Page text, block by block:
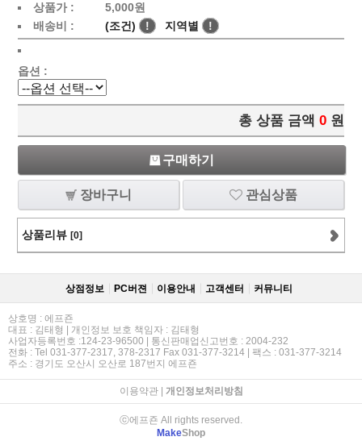
상품가 : 5,000원
배송비 :
(조건) ! 지역별 !
옵션 :
총 상품 금액 0 원
구매하기
장바구니 관심상품
상품리뷰 [0]
상점정보 PC버젼 이용안내 고객센터 커뮤니티
상호명 : 에프죤
대표 : 김태형 | 개인정보 보호 책임자 : 김태형
사업자등록번호 :124-23-96500 | 통신판매업신고번호 : 2004-232
전화 : Tel 031-377-2317, 378-2317 Fax 031-377-3214 | 팩스 : 031-377-3214
주소 : 경기도 오산시 오산로 187번지 에프죤
이용약관| 개인정보처리방침
ⓒ에프죤 All rights reserved.
MakeShop